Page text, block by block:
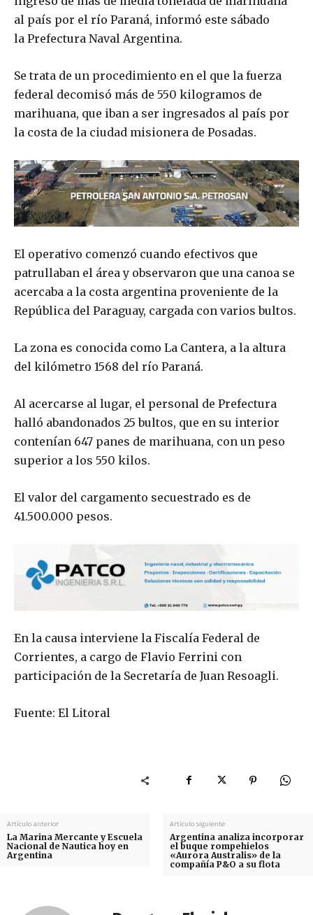
al país por el río Paraná, informó este sábado
la Prefectura Naval Argentina.
Se trata de un procedimiento en el que la fuerza
federal decomisó más de 550 kilogramos de
marihuana, que iban a ser ingresados al país por
la costa de la ciudad misionera de Posadas.
El operativo comenzó cuando efectivos que
patrullaban el área y observaron que una canoa se
acercaba a la costa argentina proveniente de la
República del Paraguay, cargada con varios bultos.
La zona es conocida como La Cantera, a la altura
del kilómetro 1568 del río Paraná.
Al acercarse al lugar, el personal de Prefectura
halló abandonados 25 bultos, que en su interior
contenían 647 panes de marihuana, con un peso
superior a los 550 kilos.
El valor del cargamento secuestrado es de
41.500.000 pesos.
En la causa interviene la Fiscalía Federal de
Corrientes, a cargo de Flavio Ferrini con
participación de la Secretaría de Juan Resoagli.
Fuente: El Litoral
Artículo anterior
La Marina Mercante y Escuela
Nacional de Nautica hoy en
Argentina
Artículo siguiente
Argentina analiza incorporar
el buque rompehielos
«Aurora Australis» de la
compañía P&O a su flota